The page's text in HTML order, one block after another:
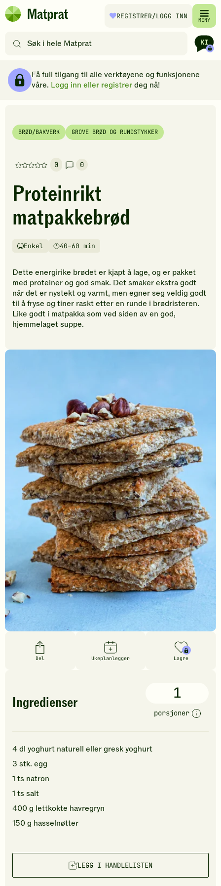
Hopp til hovedinnhold
Matprat
REGISTRER/LOGG INN MENY
etter
filtre
Få full tilgang til alle verktøyene og funksjonene
våre. Logg inn eller registrerdeg nå!
BRØD/BAKVERK GROVE BRØD OG RUNDSTYKKER
0
Denne
har
foreløpig
ingen
vurderinger.
den
til
å
vurdere
denne
oppskriften.
0
Proteinrikt
matpakkebrød
Vanskelighetsgrad
Enkel
Tilberedningstid40–60 min
Dette energirike brødet er kjapt å lage, og er pakket
med proteiner og god smak. Det smaker ekstra godt
når det er nystekt og varmt, men egner seg veldig godt
til å fryse og tiner raskt etter en runde i brødristeren.
Like godt i matpakka som ved siden av en god,
hjemmelaget suppe.
Del Ukeplanlegger Lagre
Ingredienser
1
porsjoner
4dl yoghurt naturell eller gresk yoghurt
3 stk. egg
1 ts natron
1 ts salt
400g lettkokte havregryn
150g hasselnøtter
LEGG I HANDLELISTEN